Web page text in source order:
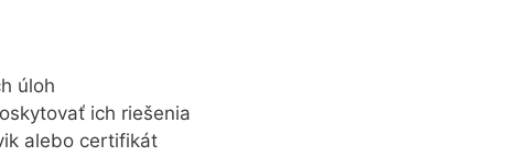
úloh
ich riešenia
alebo certifikát